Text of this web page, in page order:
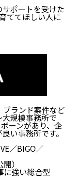
ポートを受けた
ててほしい人に
ブランド案件など
大規模事務所で
ーンがあり、企
い事務所です。
／BIGO／
）
に強い総合型